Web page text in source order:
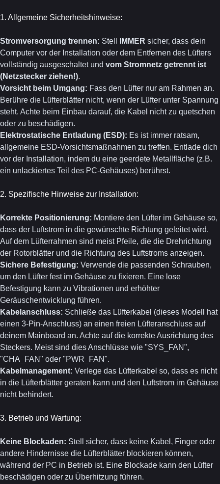
1. Allgemeine Sicherheitshinweise:
Stromversorgung trennen: Stell IMMER sicher, dass dein
Computer vor der Installation oder dem Entfernen des Lüfters
vollständig ausgeschaltet und vom Stromnetz getrennt ist
(Netzstecker ziehen!).
Vorsicht beim Umgang: Fass den Lüfter nur am Rahmen an.
Berühre die Lüfterblätter nicht, wenn der Lüfter unter Spannung
steht. Achte beim Einbau darauf, die Kabel nicht zu quetschen
oder zu beschädigen.
Elektrostatische Entladung (ESD): Es ist immer ratsam,
allgemeine ESD-Vorsichtsmaßnahmen zu treffen. Entlade dich
vor der Installation, indem du eine geerdete Metallfläche (z.B.
ein unlackiertes Teil des PC-Gehäuses) berührst.
2. Spezifische Hinweise zur Installation:
Korrekte Positionierung: Montiere den Lüfter im Gehäuse so,
dass der Luftstrom in die gewünschte Richtung geleitet wird.
Auf dem Lüfterrahmen sind meist Pfeile, die die Drehrichtung
der Rotorblätter und die Richtung des Luftstroms anzeigen.
Sichere Befestigung: Verwende die passenden Schrauben,
um den Lüfter fest im Gehäuse zu fixieren. Eine lose
Befestigung kann zu Vibrationen und erhöhter
Geräuschentwicklung führen.
Kabelanschluss: Schließe das Lüfterkabel (dieses Modell hat
einen 3-Pin-Anschluss) an einen freien Lüfteranschluss auf
deinem Mainboard an. Achte auf die korrekte Ausrichtung des
Steckers. Meist sind dies Anschlüsse wie "SYS_FAN",
"CHA_FAN" oder "PWR_FAN".
Kabelmanagement: Verlege das Lüfterkabel so, dass es nicht
in die Lüfterblätter geraten kann und den Luftstrom im Gehäuse
nicht behindert.
3. Betrieb und Wartung:
Keine Blockaden: Stell sicher, dass keine Kabel, Finger oder
andere Hindernisse die Lüfterblätter blockieren können,
während der PC in Betrieb ist. Eine Blockade kann den Lüfter
beschädigen oder zu Überhitzung führen.